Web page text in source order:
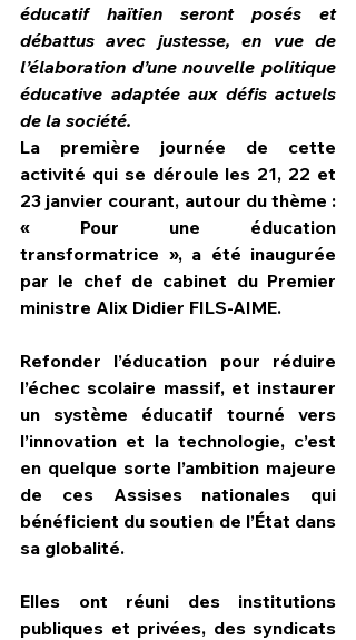
éducatif haïtien seront posés et
débattus avec justesse, en vue de
l’élaboration d’une nouvelle politique
éducative adaptée aux défis actuels
de la société.
La première journée de cette
activité qui se déroule les 21, 22 et
23 janvier courant, autour du thème :
« Pour une éducation
transformatrice », a été inaugurée
par le chef de cabinet du Premier
ministre Alix Didier FILS-AIME.
Refonder l’éducation pour réduire
l’échec scolaire massif, et instaurer
un système éducatif tourné vers
l’innovation et la technologie, c’est
en quelque sorte l’ambition majeure
de ces Assises nationales qui
bénéficient du soutien de l’État dans
sa globalité.
Elles ont réuni des institutions
publiques et privées, des syndicats